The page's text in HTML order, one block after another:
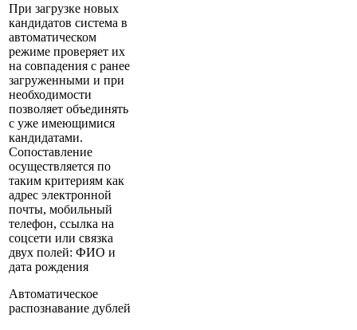
При загрузке новых
кандидатов система в
автоматическом
режиме проверяет их
на совпадения с ранее
загруженными и при
необходимости
позволяет объединять
с уже имеющимися
кандидатами.
Сопоставление
осуществляется по
таким критериям как
адрес электронной
почты, мобильный
телефон, ссылка на
соцсети или связка
двух полей: ФИО и
дата рождения
Автоматическое
распознавание дублей